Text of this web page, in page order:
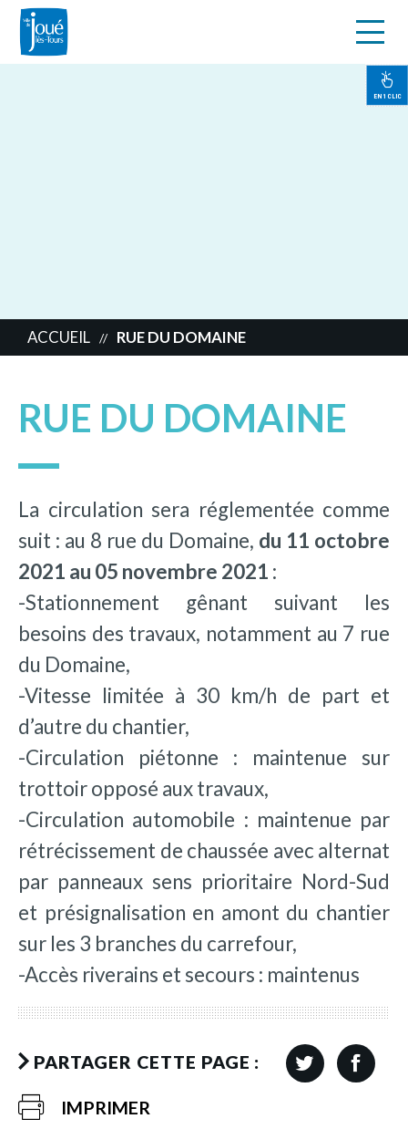
EN 1 CLIC
ACCUEIL // RUE DU DOMAINE
RUE DU DOMAINE
La circulation sera réglementée comme
suit : au 8 rue du Domaine, du 11 octobre
2021 au 05 novembre 2021 :
-Stationnement gênant suivant les
besoins des travaux, notamment au 7 rue
du Domaine,
-Vitesse limitée à 30 km/h de part et
d’autre du chantier,
-Circulation piétonne : maintenue sur
trottoir opposé aux travaux,
-Circulation automobile : maintenue par
rétrécissement de chaussée avec alternat
par panneaux sens prioritaire Nord-Sud
et présignalisation en amont du chantier
sur les 3 branches du carrefour,
-Accès riverains et secours : maintenus
PARTAGER CETTE PAGE :
IMPRIMER